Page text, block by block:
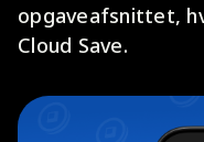
opgaveafsnittet,
Cloud Save.